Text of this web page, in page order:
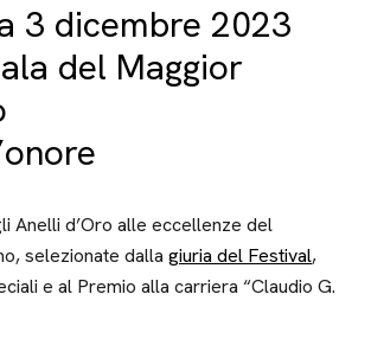
3 dicembre 2023
del Maggior
Anelli d’Oro alle eccellenze del
selezionate dallagiuria del Festival,
e al Premio alla carriera “Claudio G.